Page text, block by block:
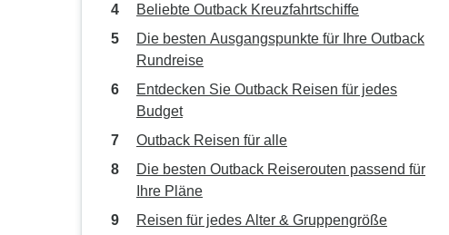
Beliebte Outback Kreuzfahrtschiffe
Die besten Ausgangspunkte für Ihre Outback
Rundreise
Entdecken Sie Outback Reisen für jedes
Budget
Outback Reisen für alle
Die besten Outback Reiserouten passend für
Ihre Pläne
Reisen für jedes Alter & Gruppengröße